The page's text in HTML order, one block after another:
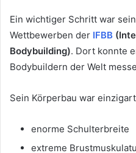
Ein wichtiger Schritt war
Wettbewerben der IFBB
Bodybuilding). Dort konnte
Bodybuildern der Welt
Sein Körperbau war
enorme Schulterbreite
extreme